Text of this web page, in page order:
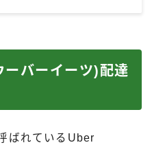
バーイーツ)配達
ばれているUber